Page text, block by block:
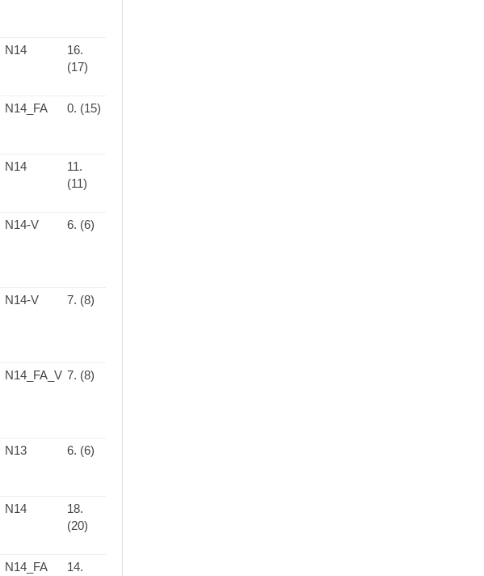
N14
16.
(17)
N14_FA 0. (15)
N14
11.
(11)
N14-V 6. (6)
N14-V 7. (8)
N14_FA_V 7. (8)
N13 6. (6)
N14
18.
(20)
N14_FA
14.